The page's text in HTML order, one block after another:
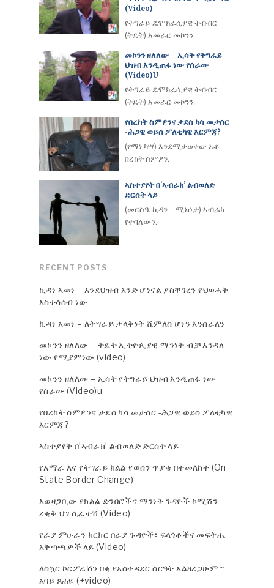
(video)
የትግራይ ዴሞክራሲያዊ ትብብር
(ትዴት) አመራር መኮንን.
መኮንን ዘለለው – ኢሳት የትግራይ
ህዝብ እንዲጠፋ ነው የሰራው
(Video)u
የትግራይ ዴሞክራሲያዊ ትብብር
(ትዴት) አመራር መኮንን.
የበረከት ስምዖንና ታደሰ ካሳ መታሰር
-ሕጋዊ ወይስ ፖለቲካዊ እርምጃ?
(የማነ ካሣ) እንደሚታወቀው አቶ
በረከት ስምዖን.
ኣስተያየት በ’ኣብራክ’ ልብወለድ
ድርሰት ላይ
(መርስዔ ኪዳን – ሚኔሶታ) ኣብራክ
የተባለውን.
RECENT POSTS
ኪዳነ ኣመነ – እንደህዝብ አንድ ሆነናል ያስቸገረን የህወሓት
አስተሳሰብ ነው
ኪዳነ አመነ – ለትግራይ ታላቅነት ሼምለስ ሆነን እንሰራለን
መኮንን ዘለለው – ትዴት ኢትዮጲያዊ ማንነት ብቻ እንዳለ
ነው የሚያምነው (video)
መኮንን ዘለለው – ኢሳት የትግራይ ህዝብ እንዲጠፋ ነው
የሰራው (Video)u
የበረከት ስምዖንና ታደሰ ካሳ መታሰር -ሕጋዊ ወይስ ፖለቲካዊ
እርምጃ?
ኣስተያየት በ’ኣብራክ’ ልብወለድ ድርሰት ላይ
የአማራ እና የትግራይ ክልል የወሰን ጥያቄ በተመለከተ (On
State Border Change)
አወዛጋቢው የክልል ድንበሮችና ማንነት ጉዳዮች ኮሚሽን
ረቂቅ ህግ ሲፈተሽ (Video)
የራያ ምሁራን ክርክር በራያ ጉዳዮች፣ ፍላጎቶችና መፍትሔ
አቅጣጫዎች ላይ (Video)
ለስኳር ኮርፖሬሽን በቂ የአስተዳደር ስርዓት አልዘረጋሁም ~
አባይ ጸሐዬ (+video)